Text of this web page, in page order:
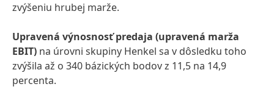
zvýšeniu hrubej marže.
Upravená výnosnosť predaja (upravená marža
EBIT) na úrovni skupiny Henkel sa v dôsledku toho
zvýšila až o 340 bázických bodov z 11,5 na 14,9
percenta.